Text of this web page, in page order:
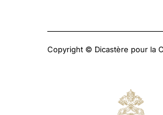
Copyright © Dicastère pour la